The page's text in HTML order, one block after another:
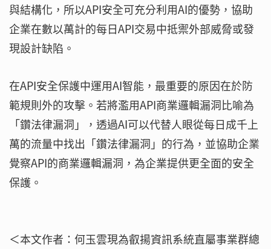
與結構化，所以API安全可充分利用AI的優勢，協助
企業在數以萬計的每日API交易中抵禦外部威脅或發
現設計缺陷。
在API安全保護中運用AI智能，最重要的原因在於防
範規則外的攻擊。若將濫用API商業邏輯漏洞比喻為
「鑽法律漏洞」，透過AI可以代替人眼從每日成千上
萬的流量中找出「鑽法律漏洞」的行為，並協助企業
覺察API的商業邏輯漏洞，為企業提供更全面的安全
保護。
＜本文作者：何玉雲現為叡揚資訊系統直屬事業群總